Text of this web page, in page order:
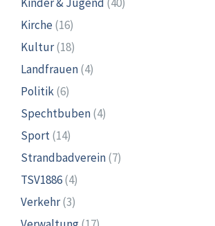
Kirche(16)
Kultur(18)
Landfrauen(4)
Politik(6)
Spechtbuben(4)
Sport(14)
Strandbadverein(7)
TSV1886(4)
Verkehr(3)